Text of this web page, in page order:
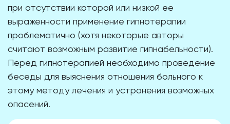
при отсутствии которой или низкой ее
выраженности применение гипнотерапии
проблематично (хотя некоторые авторы
считают возможным развитие гипнабельности).
Перед гипнотерапией необходимо проведение
беседы для выяснения отношения больного к
этому методу лечения и устранения возможных
опасений.